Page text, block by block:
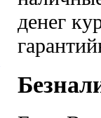
денег